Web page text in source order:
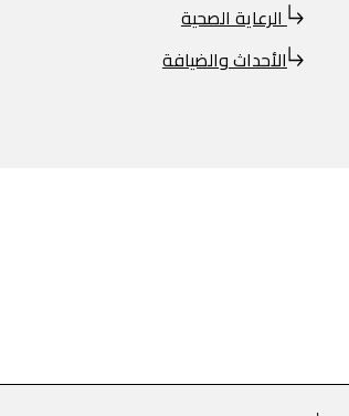
الرعاية الصحية
الأحداث والضيافة